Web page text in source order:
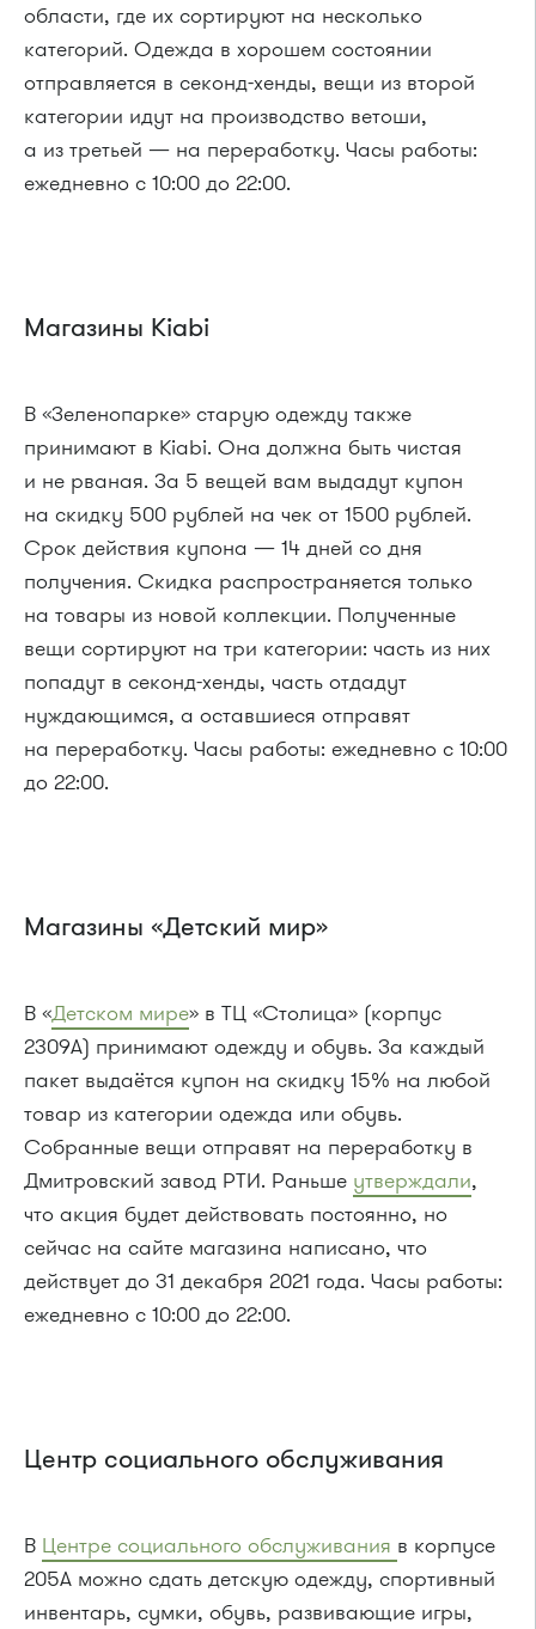
области, где их сортируют на несколько
категорий. Одежда в хорошем состоянии
отправляется в секонд-хенды, вещи из второй
категории идут на производство ветоши,
а из третьей — на переработку. Часы работы:
ежедневно с 10:00 до 22:00.
Магазины Kiabi
В «Зеленопарке» старую одежду также
принимают в Kiabi. Она должна быть чистая
и не рваная. За 5 вещей вам выдадут купон
на скидку 500 рублей на чек от 1500 рублей.
Срок действия купона — 14 дней со дня
получения. Скидка распространяется только
на товары из новой коллекции. Полученные
вещи сортируют на три категории: часть из них
попадут в секонд-хенды, часть отдадут
нуждающимся, а оставшиеся отправят
на переработку. Часы работы: ежедневно с 10:00
до 22:00.
Магазины «Детский мир»
В «Детском мире» в ТЦ «Столица» (корпус
2309А) принимают одежду и обувь. За каждый
пакет выдаётся купон на скидку 15% на любой
товар из категории одежда или обувь.
Собранные вещи отправят на переработку в
Дмитровский завод РТИ. Раньше утверждали,
что акция будет действовать постоянно, но
сейчас на сайте магазина написано, что
действует до 31 декабря 2021 года. Часы работы:
ежедневно с 10:00 до 22:00.
Центр социального обслуживания
В Центре социального обслуживания в корпусе
205А можно сдать детскую одежду, спортивный
инвентарь, сумки, обувь, развивающие игры,